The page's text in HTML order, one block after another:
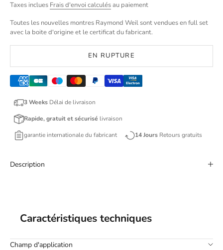
Taxes inclues Frais d'envoi calculésau paiement
Toutes les nouvelles montres Raymond Weil sont vendues en full set
avec la boite d'origine et le certificat du fabricant.
EN RUPTURE
3 Weeks Délai de livraison
Rapide, gratuit et sécurisé livraison
garantie internationale du fabricant 14 Jours Retours gratuits
Description
Caractéristiques techniques
Champ d'application